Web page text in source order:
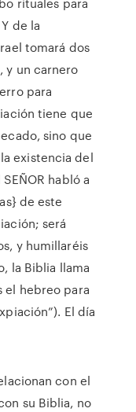
de la
tomará dos
y un carnero
para
tiene que
sino que
existencia del
habló a
de este
será
y humillaréis
la Biblia llama
el hebreo para
El día
con el
su Biblia, no